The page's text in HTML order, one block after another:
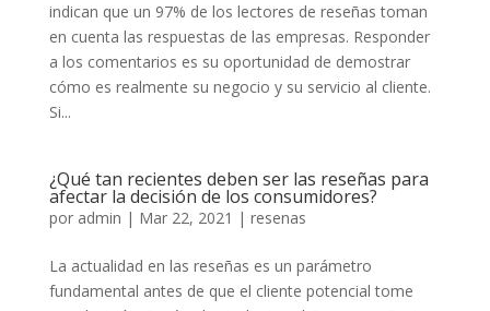
indican que un 97% de los lectores de reseñas toman
en cuenta las respuestas de las empresas. Responder
a los comentarios es su oportunidad de demostrar
cómo es realmente su negocio y su servicio al cliente.
Si...
¿Qué tan recientes deben ser las reseñas para
afectar la decisión de los consumidores?
por admin | Mar 22, 2021 | resenas
La actualidad en las reseñas es un parámetro
fundamental antes de que el cliente potencial tome